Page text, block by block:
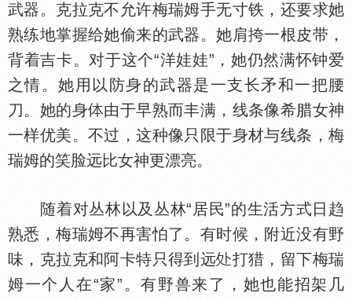
武器。克拉克不允许梅瑞姆手无寸铁，还要求她
熟练地掌握给她偷来的武器。她肩挎一根皮带，
背着吉卡。对于这个“洋娃娃”，她仍然满怀钟爱
之情。她用以防身的武器是一支长矛和一把腰
刀。她的身
由于早熟而丰满，线条像希腊女神
一样优美。不过，这种像只限于身材与线条，梅
瑞姆的笑脸远比女神更漂亮。
随着对丛林以及丛林“居民”的生活方式日趋
熟悉，梅瑞姆不再害怕了。有时候，附近没有野
味，克拉克和阿卡特只得到远
打猎，留下梅瑞
姆一个人在“家”。有野兽来了，她也能招架几